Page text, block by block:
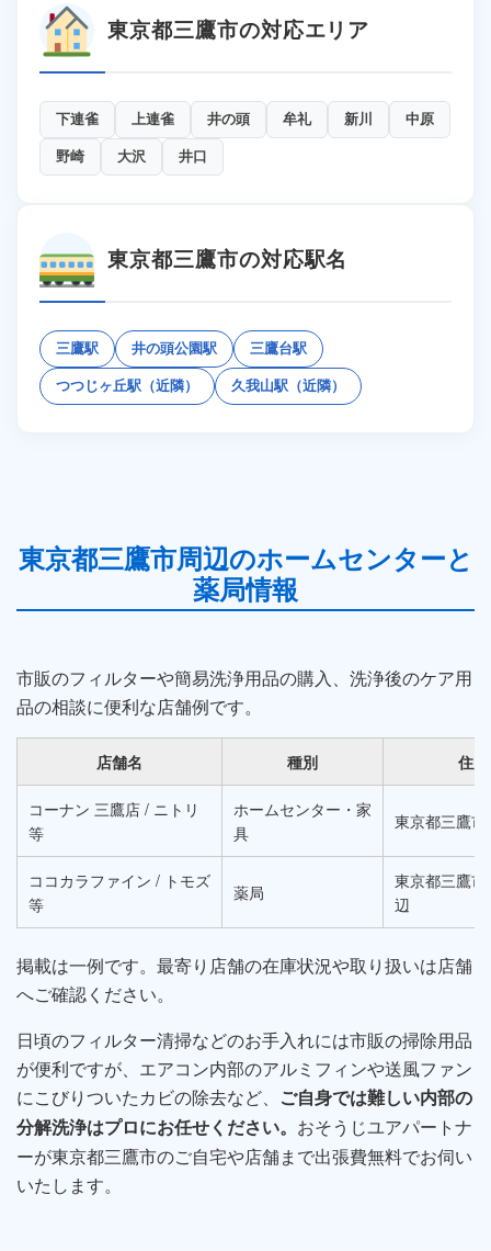
東京都三鷹市の対応エリア
下連雀 上連雀 井の頭 牟礼 新川 中原
野崎 大沢 井口
東京都三鷹市の対応駅名
三鷹駅 井の頭公園駅 三鷹台駅
つつじヶ丘駅（近隣） 久我山駅（近隣）
東京都三鷹市周辺のホームセンターと
薬局情報
市販のフィルターや簡易洗浄用品の購入、洗浄後のケア用
品の相談に便利な店舗例です。
店舗名 種別 住所
コーナン 三鷹店 / ニトリ
等
ホームセンター・家
具
東京都三鷹市
ココカラファイン / トモズ
等
薬局
東京都三鷹
辺
掲載は一例です。最寄り店舗の在庫状況や取り扱いは店舗
へご確認ください。
日頃のフィルター清掃などのお手入れには市販の掃除用品
が便利ですが、エアコン内部のアルミフィンや送風ファン
にこびりついたカビの除去など、
ご自身では難しい内部の
分解洗浄はプロにお任せください。 おそうじユアパートナ
ーが東京都三鷹市のご自宅や店舗まで出張費無料でお伺い
いたします。